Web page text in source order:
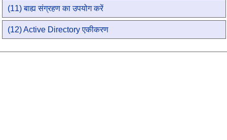
(11) बाह्य संग्रहण का उपयोग करें
(12) Active Directory एकीकरण